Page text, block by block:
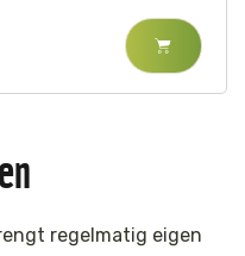
regelmatig eigen